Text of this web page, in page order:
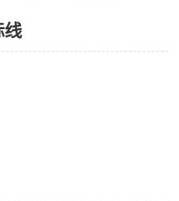
线